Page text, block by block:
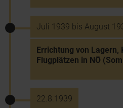
Juli 1939 bis August
Errichtung von Lagern,
Flugplätzen in NÖ
22.8.1939